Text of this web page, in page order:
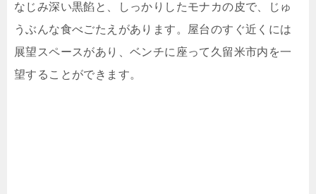
なじみ深い黒餡と、しっかりしたモナカの皮で、じゅ
うぶんな食べごたえがあります。屋台のすぐ近くには
展望スペースがあり、ベンチに座って久留米市内を一
望することができます。